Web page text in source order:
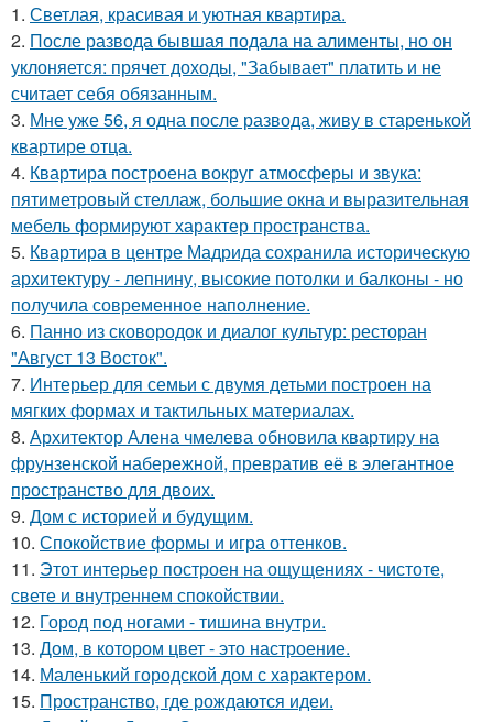
1. Светлая, красивая и уютная квартира.
2. После развода бывшая подала на алименты, но он
уклоняется: прячет доходы, "Забывает" платить и не
считает себя обязанным.
3. Мне уже 56, я одна после развода, живу в старенькой
квартире отца.
4. Квартира построена вокруг атмосферы и звука:
пятиметровый стеллаж, большие окна и выразительная
мебель формируют характер пространства.
5. Квартира в центре Мадрида сохранила историческую
архитектуру - лепнину, высокие потолки и балконы - но
получила современное наполнение.
6. Панно из сковородок и диалог культур: ресторан
"Август 13 Восток".
7. Интерьер для семьи с двумя детьми построен на
мягких формах и тактильных материалах.
8. Архитектор Алена чмелева обновила квартиру на
фрунзенской набережной, превратив её в элегантное
пространство для двоих.
9. Дом с историей и будущим.
10. Спокойствие формы и игра оттенков.
11. Этот интерьер построен на ощущениях - чистоте,
свете и внутреннем спокойствии.
12. Город под ногами - тишина внутри.
13. Дом, в котором цвет - это настроение.
14. Маленький городской дом с характером.
15. Пространство, где рождаются идеи.